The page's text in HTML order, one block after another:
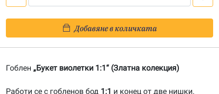
виолетки
1:1-
Добавяне в количката
Гоблен „Букет виолетки 1:1“ (Златна колекция)
Работи се с гобленов бод 1:1 и конец от две нишки.